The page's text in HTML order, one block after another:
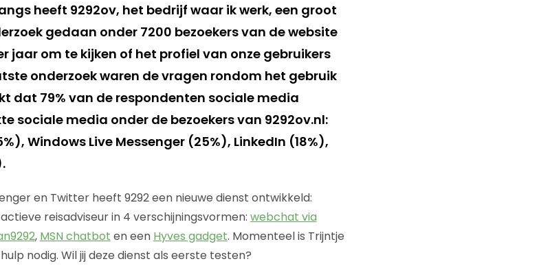
heeft 9292ov, het bedrijf waar ik werk, een groot
gedaan onder 7200 bezoekers van de website
jaar om te kijken of het profiel van onze gebruikers
onderzoek waren de vragen rondom het gebruik
dat 79% van de respondenten sociale media
sociale media onder de bezoekers van 9292ov.nl:
Windows Live Messenger (25%), LinkedIn (18%),
en Twitter heeft 9292 een nieuwe dienst ontwikkeld:
reisadviseur in 4 verschijningsvormen: webchat via
, MSN chatbot en een Hyves gadget. Momenteel is Trijntje
nodig. Wil jij deze dienst als eerste testen?